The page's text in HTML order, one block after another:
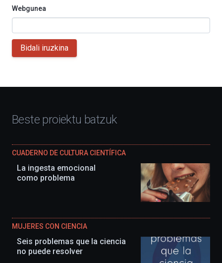
Webgunea
Bidali iruzkina
Beste proiektu batzuk
CUADERNO DE CULTURA CIENTÍFICA
La ingesta emocional
como problema
MUJERES CON CIENCIA
Seis problemas que la ciencia
no puede resolver